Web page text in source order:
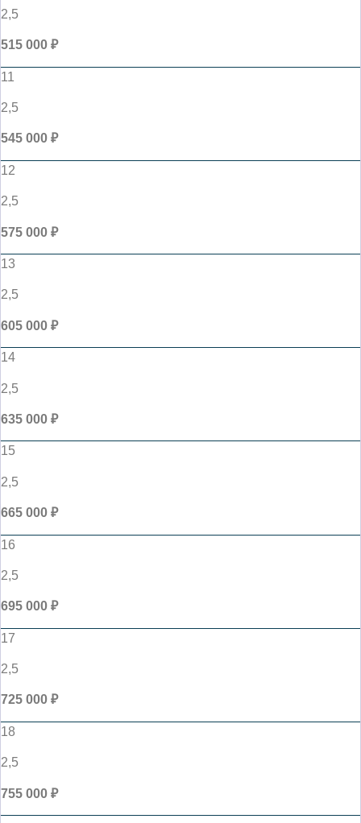
2,5
515 000 ₽
11
2,5
545 000 ₽
12
2,5
575 000 ₽
13
2,5
605 000 ₽
14
2,5
635 000 ₽
15
2,5
665 000 ₽
16
2,5
695 000 ₽
17
2,5
725 000 ₽
18
2,5
755 000 ₽